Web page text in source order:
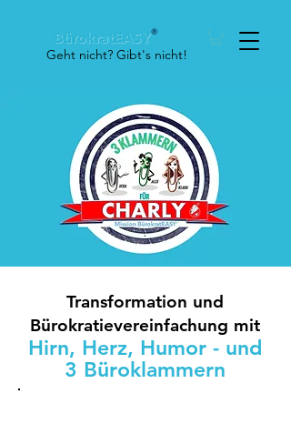
Geht nicht? Gibt's nicht!
Drei Büroklammern - eine Mission:
Transformation und
Bürokratievereinfachung mit
Hirn, Herz, Humor - und
3 Büroklammern